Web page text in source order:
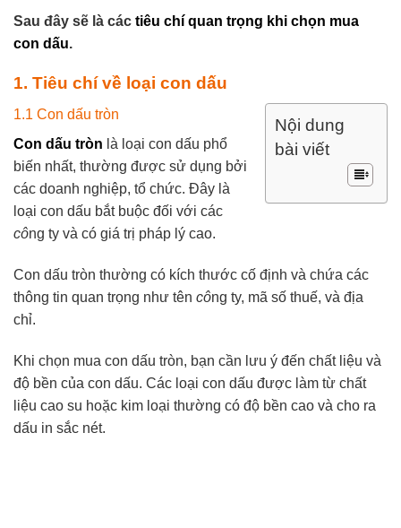
Sau đây sẽ là các tiêu chí quan trọng khi chọn mua
con dấu.
1. Tiêu chí về loại con dấu
Nội dung
bài viết
1.1 Con dấu tròn
Con dấu tròn là loại con dấu phổ
biến nhất, thường được sử dụng bởi
các doanh nghiệp, tổ chức. Đây là
loại con dấu bắt buộc đối với các
công ty và có giá trị pháp lý cao.
Con dấu tròn thường có kích thước cố định và chứa các
thông tin quan trọng như tên công ty, mã số thuế, và địa
chỉ.
Khi chọn mua con dấu tròn, bạn cần lưu ý đến chất liệu và
độ bền của con dấu. Các loại con dấu được làm từ chất
liệu cao su hoặc kim loại thường có độ bền cao và cho ra
dấu in sắc nét.